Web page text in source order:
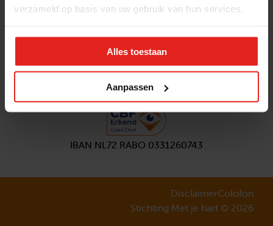
verzameld op basis van uw gebruik van hun services.
Alles toestaan
Aanpassen
IBAN NL72 RABO 0331260743
DisclaimerColofon
Stichting Met je hart © 2026